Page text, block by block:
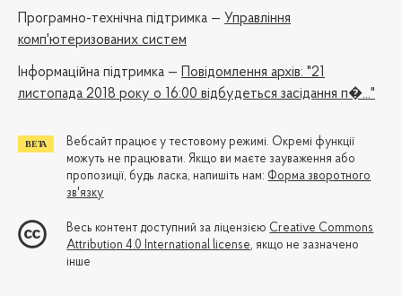
Програмно-технічна підтримка — Управління
комп'ютеризованих систем
Iнформаційна підтримка — Повідомлення архів: "21
листопада 2018 року о 16:00 відбудеться засідання п�..."
Вебсайт працює у тестовому режимі. Окремі функції
можуть не працювати. Якщо ви маєте зауваження або
пропозиції, будь ласка, напишіть нам: Форма зворотного
зв'язку
Весь контент доступний за ліцензією Creative Commons
Attribution 4.0 International license, якщо не зазначено
інше